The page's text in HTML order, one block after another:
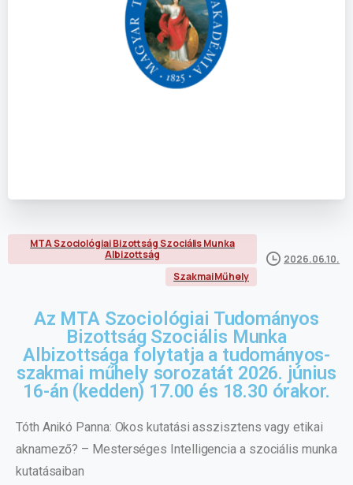
MTA Szociológiai Bizottság Szociális Munka
Albizottság
Szakmai Műhely
2026.06.10.
Az MTA Szociológiai Tudományos
Bizottság Szociális Munka
Albizottsága folytatja a tudományos-
szakmai műhely sorozatát 2026. június
16-án (kedden) 17.00 és 18.30 órakor.
Tóth Anikó Panna: Okos kutatási asszisztens vagy etikai
aknamező? – Mesterséges Intelligencia a szociális munka
kutatásaiban